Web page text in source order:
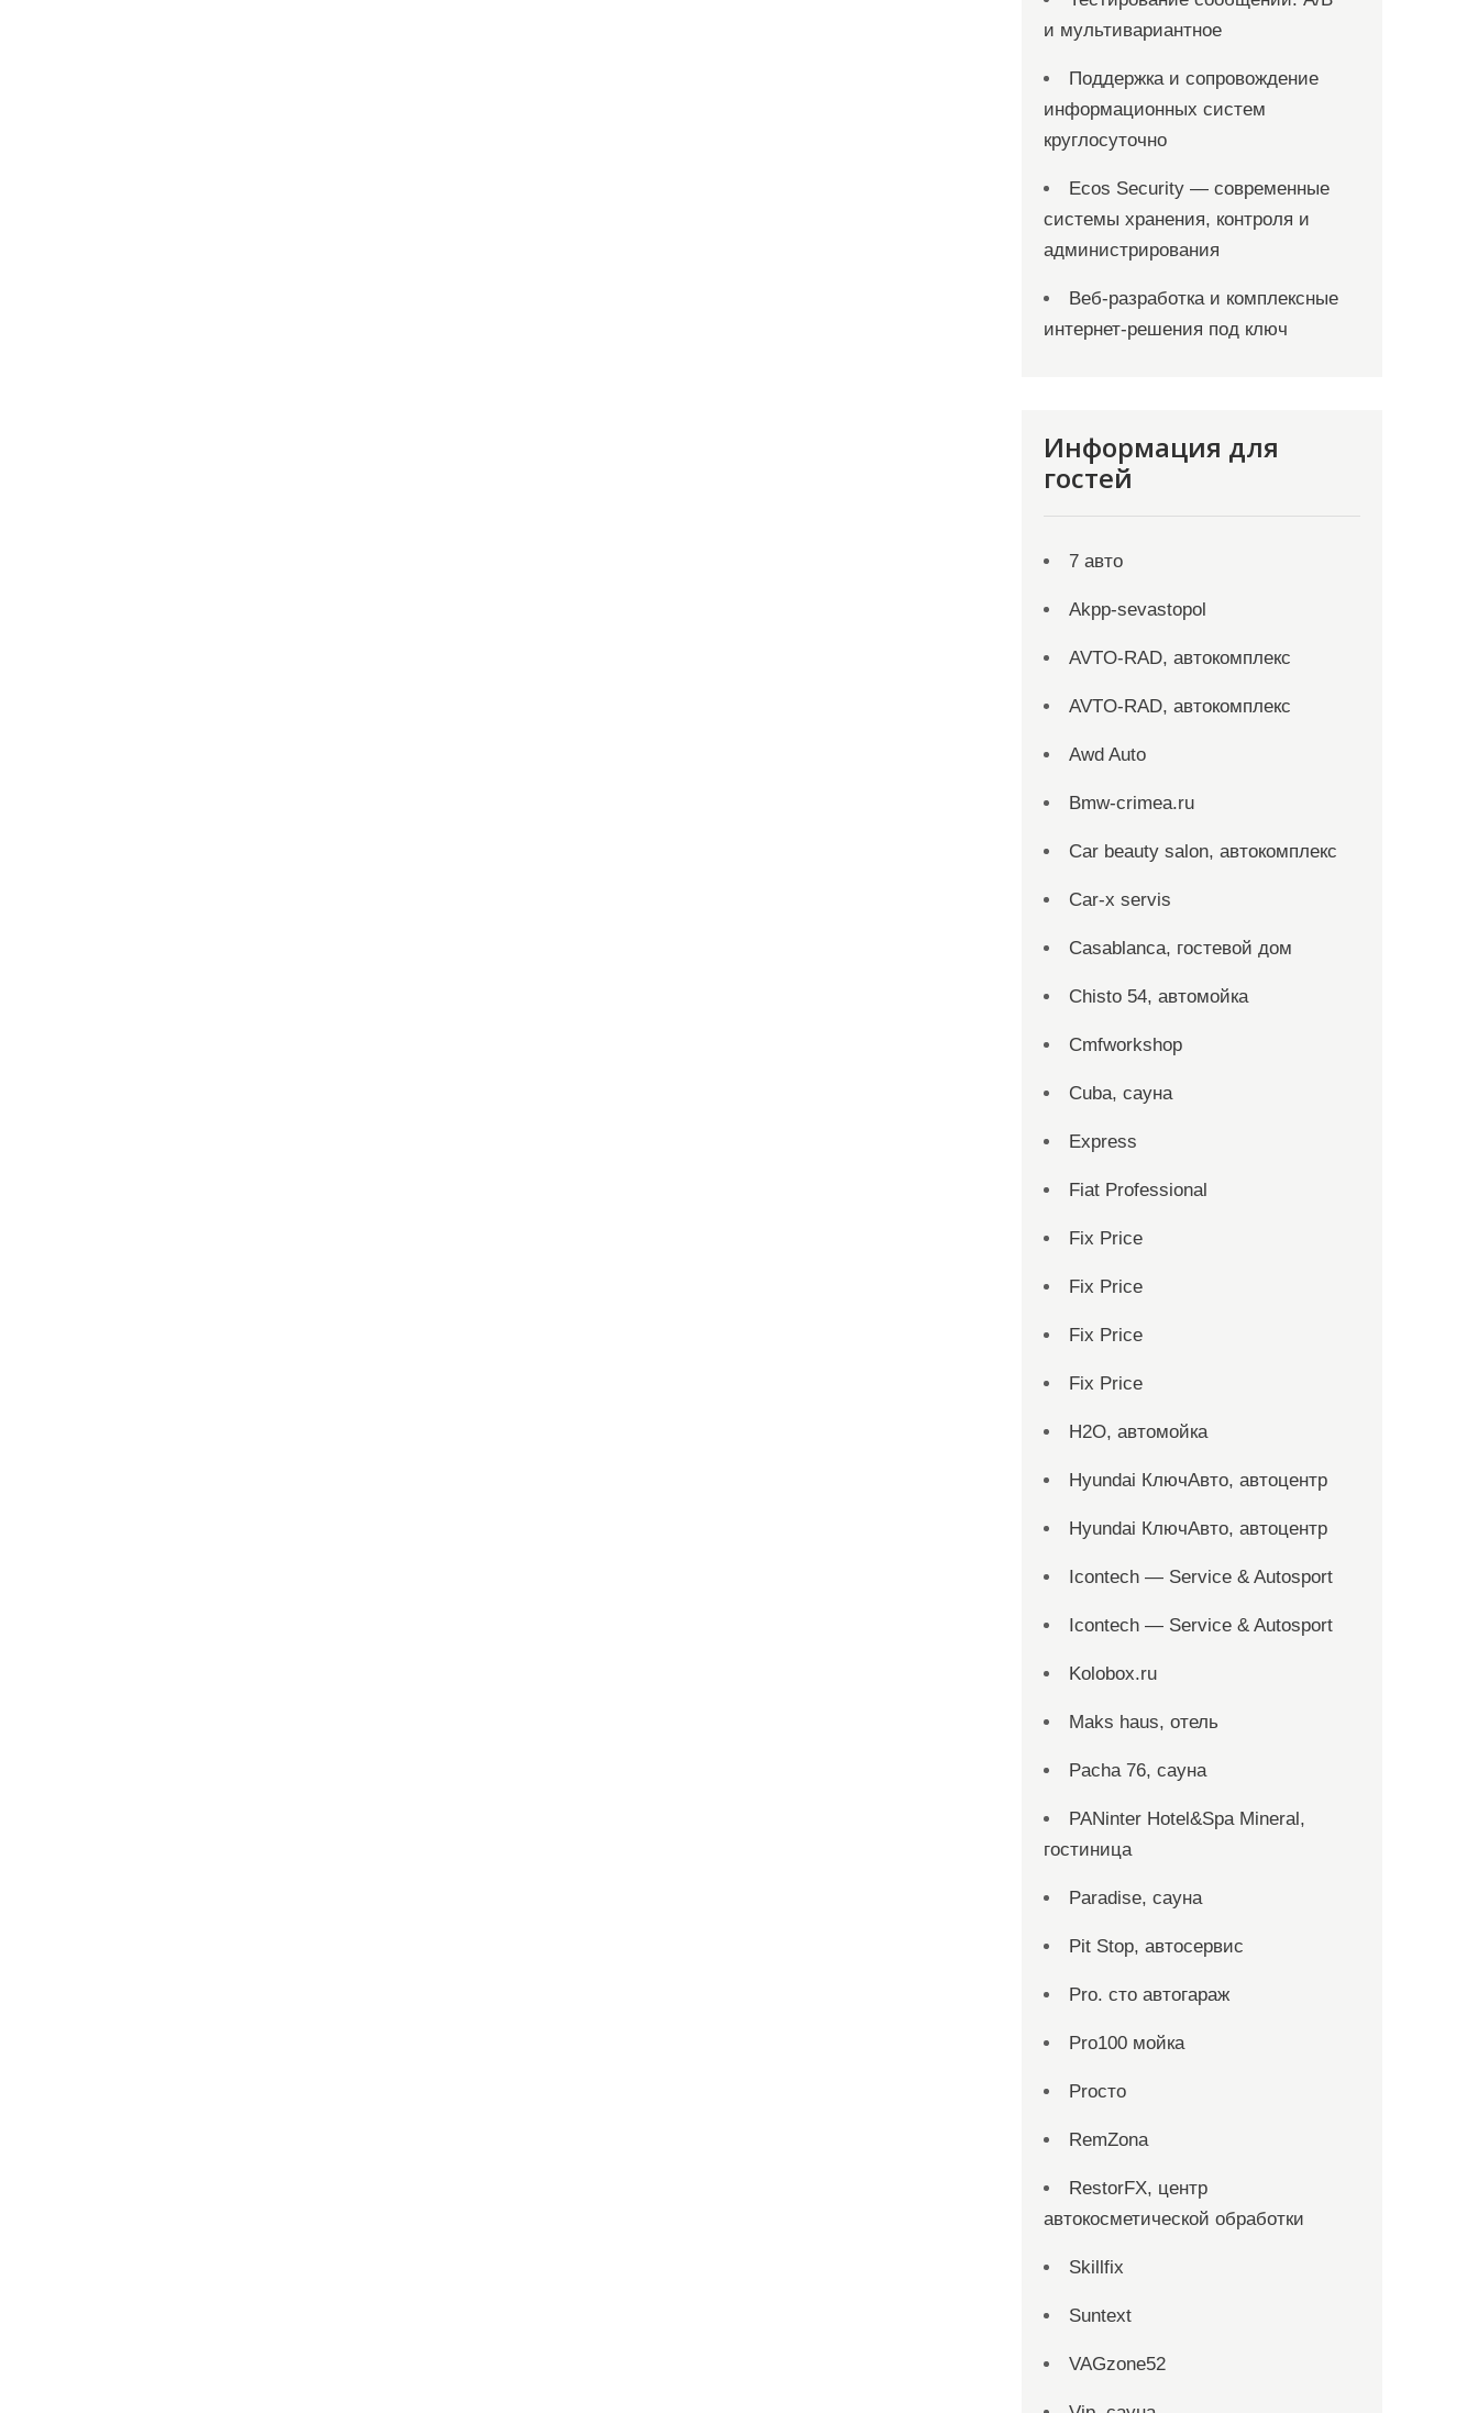
и мультивариантное
Поддержка и сопровождение
информационных систем
круглосуточно
Ecos Security — современные
системы хранения, контроля и
администрирования
Веб-разработка и комплексные
интернет-решения под ключ
Информация для
гостей
7 авто
Akpp-sevastopol
AVTO-RAD, автокомплекс
AVTO-RAD, автокомплекс
Awd Auto
Bmw-crimea.ru
Car beauty salon, автокомплекс
Car-x servis
Casablanca, гостевой дом
Chisto 54, автомойка
Cmfworkshop
Cuba, сауна
Express
Fiat Professional
Fix Price
Fix Price
Fix Price
Fix Price
H2O, автомойка
Hyundai КлючАвто, автоцентр
Hyundai КлючАвто, автоцентр
Icontech — Service & Autosport
Icontech — Service & Autosport
Kolobox.ru
Maks haus, отель
Pacha 76, сауна
PANinter Hotel&Spa Mineral,
гостиница
Paradise, сауна
Pit Stop, автосервис
Pro. cтo автогараж
Pro100 мойка
Proсто
RemZona
RestorFX, центр
автокосметической обработки
Skillfix
Suntext
VAGzone52